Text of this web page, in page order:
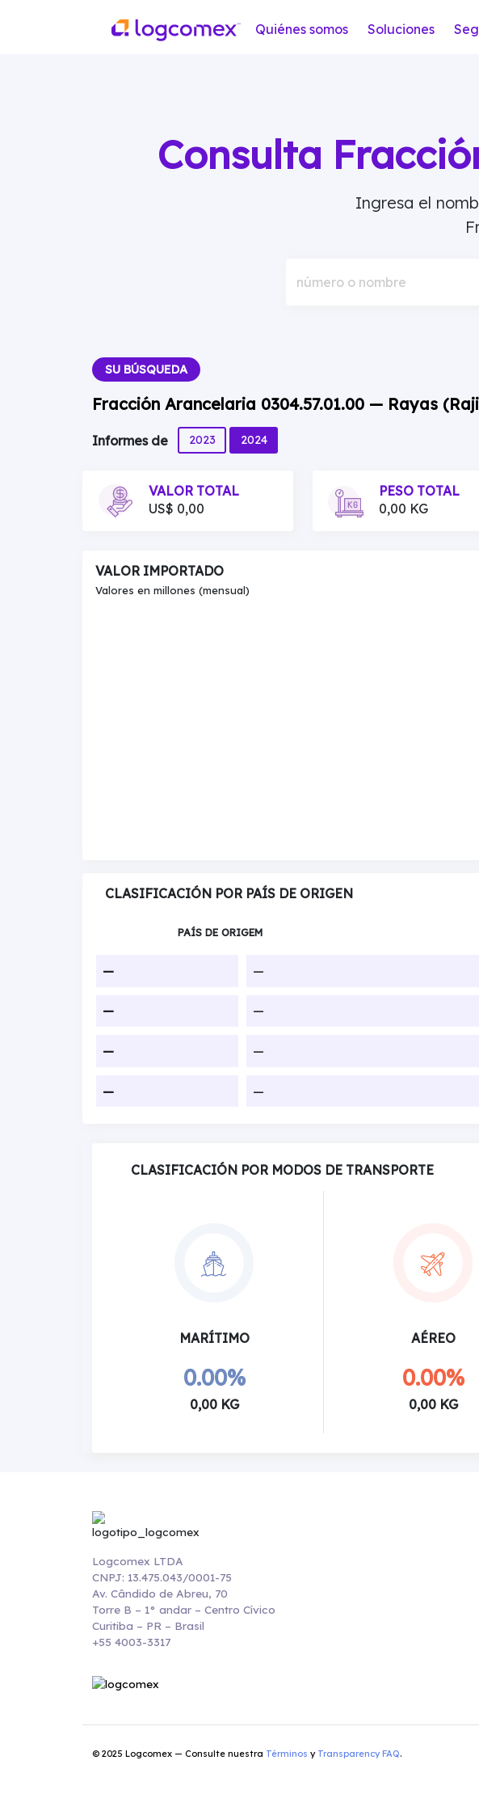
Quiénes somos Soluciones
Consulta
Ingresa el
número o nombre
SU BÚSQUEDA
Fracción Arancelaria 0304.57.01.00 — Rayas
Informes de 2023 2024
VALOR TOTAL
US$ 0,00
PESO TOTAL
0,00 KG
VALOR IMPORTADO
Valores en millones (mensual)
CLASIFICACIÓN POR PAÍS DE ORIGEN
PAÍS DE ORIGEM
— —
— —
— —
— —
CLASIFICACIÓN POR MODOS DE TRANSPORTE
MARÍTIMO
0.00%
0,00 KG
AÉREO
0.00%
0,00 KG
Logcomex LTDA
CNPJ: 13.475.043/0001-75
Av. Cândido de Abreu, 70
Torre B – 1° andar – Centro Cívico
Curitiba – PR – Brasil
+55 4003-3317
© 2025 Logcomex — Consulte nuestra Términos y Transparency FAQ.